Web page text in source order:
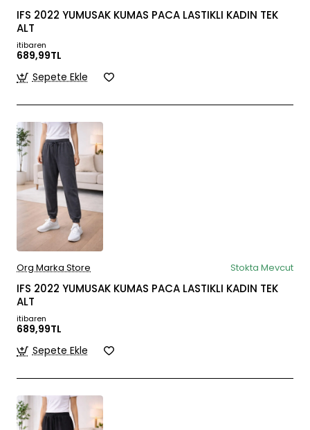
IFS 2022 YUMUSAK KUMAS PACA LASTIKLI KADIN TEK
ALT
itibaren
689,99TL
Sepete Ekle
Org Marka Store Stokta Mevcut
IFS 2022 YUMUSAK KUMAS PACA LASTIKLI KADIN TEK
ALT
itibaren
689,99TL
Sepete Ekle